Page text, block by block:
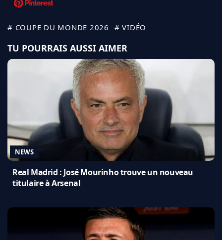
# COUPE DU MONDE 2026 # VIDÉO
TU POURRAIS AUSSI AIMER
NEWS
Real Madrid : José Mourinho trouve un nouveau
titulaire à Arsenal